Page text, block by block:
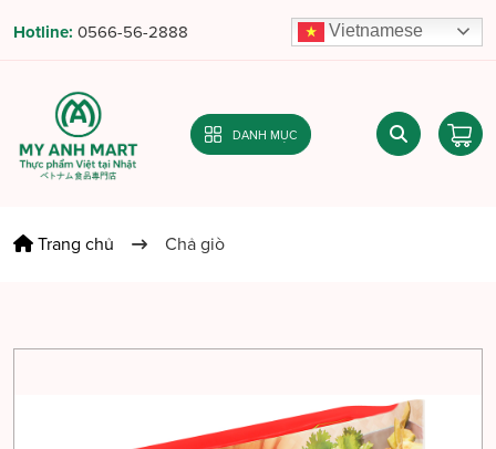
Hotline: 0566-56-2888 Vietnamese
DANH MỤC
Trang chủ Chả giò